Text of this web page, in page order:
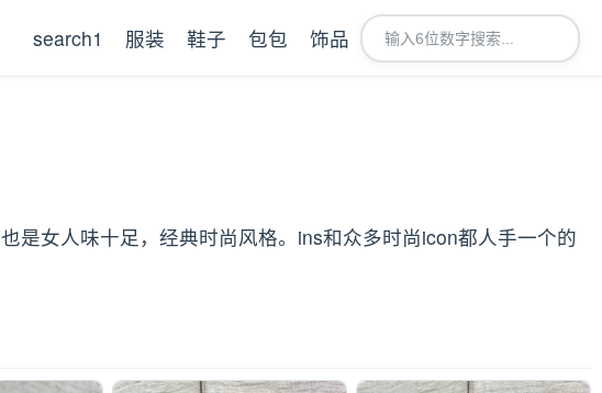
search1 服装 鞋子 包包 饰品
是女人味十足，经典时尚风格。ins和众多时尚icon都人手一个的